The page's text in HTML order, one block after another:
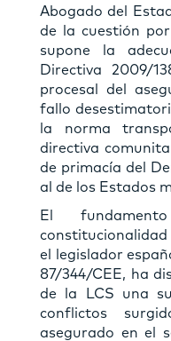
Abogado del
de la cuestión
supone la
Directiva 2009/
procesal del
fallo
la norma
directiva
de primacía del
al de los Estados
El
el legislador
87/344/CEE, ha
de la LCS una
conflictos
asegurado en el